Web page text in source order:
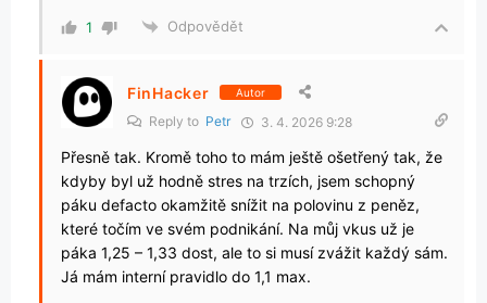
1 Odpovědět
FinHacker Autor
Reply to Petr 3. 4. 2026 9:28
Přesně tak. Kromě toho to mám ještě ošetřený tak, že
kdyby byl už hodně stres na trzích, jsem schopný
páku defacto okamžitě snížit na polovinu z peněz,
které točím ve svém podnikání. Na můj vkus už je
páka 1,25 – 1,33 dost, ale to si musí zvážit každý sám.
Já mám interní pravidlo do 1,1 max.